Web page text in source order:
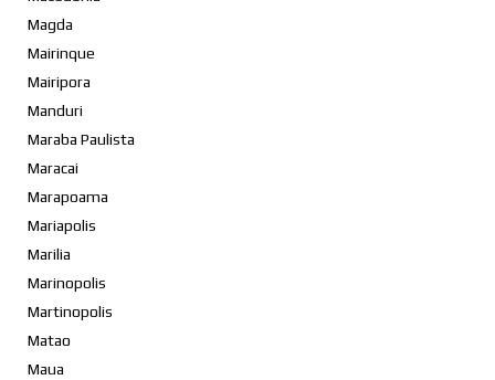
Magda
Mairinque
Mairipora
Manduri
Maraba Paulista
Maracai
Marapoama
Mariapolis
Marilia
Marinopolis
Martinopolis
Matao
Maua